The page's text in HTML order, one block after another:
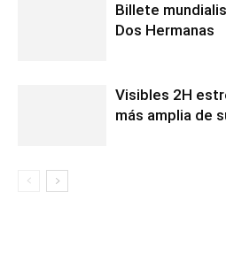
Billete
Dos Hermanas
Visibles 2H
más amplia de